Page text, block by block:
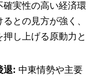
確実性の高い経済環
との見方が強く、
し上げる原動力と
退: 中東情勢や主要